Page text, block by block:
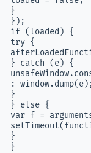
}
});
if (loaded) {
try {
} catch (e) {
:
}
} else {
var f =
}
}